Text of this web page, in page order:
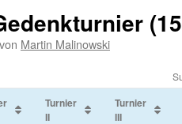
von Martin Malinowski
Turnier
II
Turnier
III